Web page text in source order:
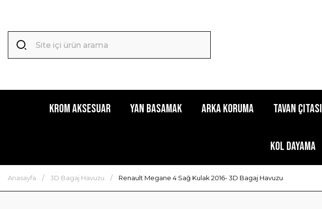
Krom Aksesuar Yan Basamak Arka Koruma Tavan Çıtası
Kol Dayama
Anasayfa 3D Bagaj Havuzu Renault Megane 4 Sağ Kulak 2016- 3D Bagaj Havuzu